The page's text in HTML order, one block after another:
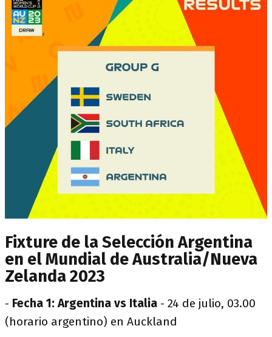
Fixture de la Selección Argentina
en el Mundial de Australia/Nueva
Zelanda 2023
- Fecha 1: Argentina vs Italia - 24 de julio, 03.00
(horario argentino) en Auckland